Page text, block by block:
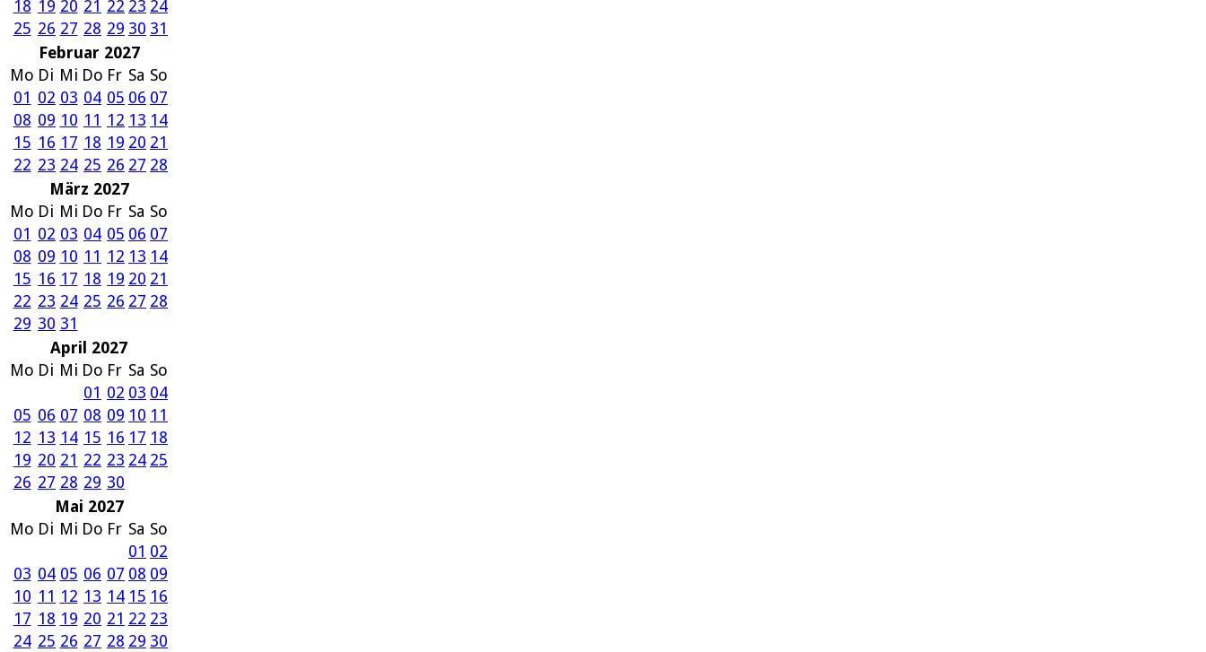
18 19 20 21 22 23 24
25 26 27 28 29 30 31
Februar 2027
Mo Di Mi Do Fr Sa So
01 02 03 04 05 06 07
08 09 10 11 12 13 14
15 16 17 18 19 20 21
22 23 24 25 26 27 28
März 2027
Mo Di Mi Do Fr Sa So
01 02 03 04 05 06 07
08 09 10 11 12 13 14
15 16 17 18 19 20 21
22 23 24 25 26 27 28
29 30 31
April 2027
Mo Di Mi Do Fr Sa So
01 02 03 04
05 06 07 08 09 10 11
12 13 14 15 16 17 18
19 20 21 22 23 24 25
26 27 28 29 30
Mai 2027
Mo Di Mi Do Fr Sa So
01 02
03 04 05 06 07 08 09
10 11 12 13 14 15 16
17 18 19 20 21 22 23
24 25 26 27 28 29 30